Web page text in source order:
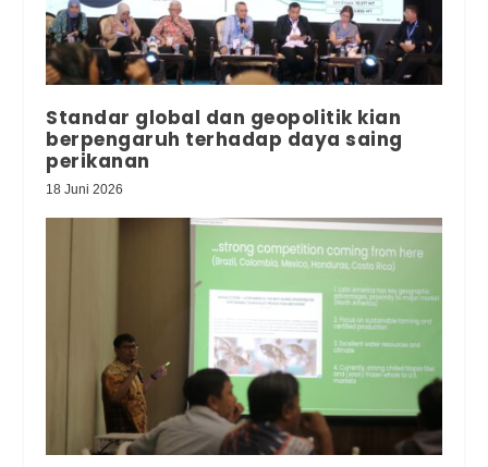
Standar global dan geopolitik kian
berpengaruh terhadap daya saing
perikanan
18 Juni 2026